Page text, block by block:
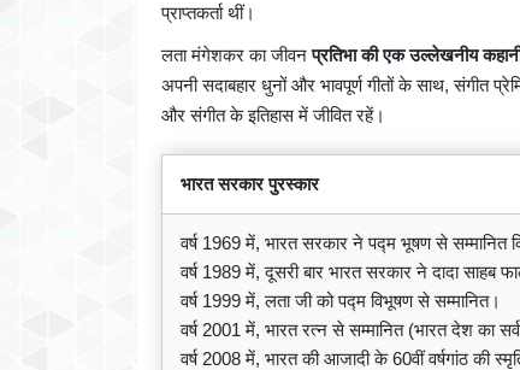
प्राप्तकर्ता थीं।
लता मंगेशकर का जीवनप्रतिभा की एक उल्लेखनीय
अपनी सदाबहार धुनों और भावपूर्ण गीतों के साथ, संगीत
और संगीत के इतिहास में जीवित रहें।
भारत सरकार पुरस्कार
वर्ष 1969 में, भारत सरकार ने पद्म भूषण से सम्मानित
वर्ष 1989 में, दूसरी बार भारत सरकार ने दादा साहब
वर्ष 1999 में, लता जी को पद्म विभूषण से सम्मानित।
वर्ष 2001 में, भारत रत्न से सम्मानित (भारत देश का
वर्ष 2008 में, भारत की आजादी के 60वीं वर्षगांठ की